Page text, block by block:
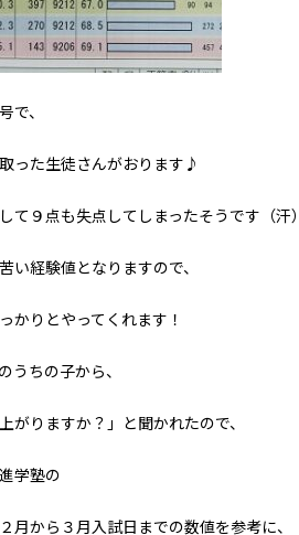
で、
った生徒さんがおります♪
て９点も失点してしまったそうです（汗）
い経験値となりますので、
かりとやってくれます！
うちの子から、
がりますか？」と聞かれたので、
学塾の
月から３月入試日までの数値を参考に、